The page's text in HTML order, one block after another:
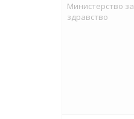
Министерство за
здравство